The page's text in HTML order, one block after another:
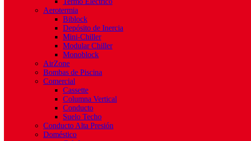
Aerotermia
Biblock
Depósito de Inercia
Mini-Chiller
Modular Chiller
Monoblock
AirZone
Bombas de Piscina
Comercial
Cassette
Columna Vertical
Conducto
Suelo Techo
Conducto Alta Presión
Doméstico